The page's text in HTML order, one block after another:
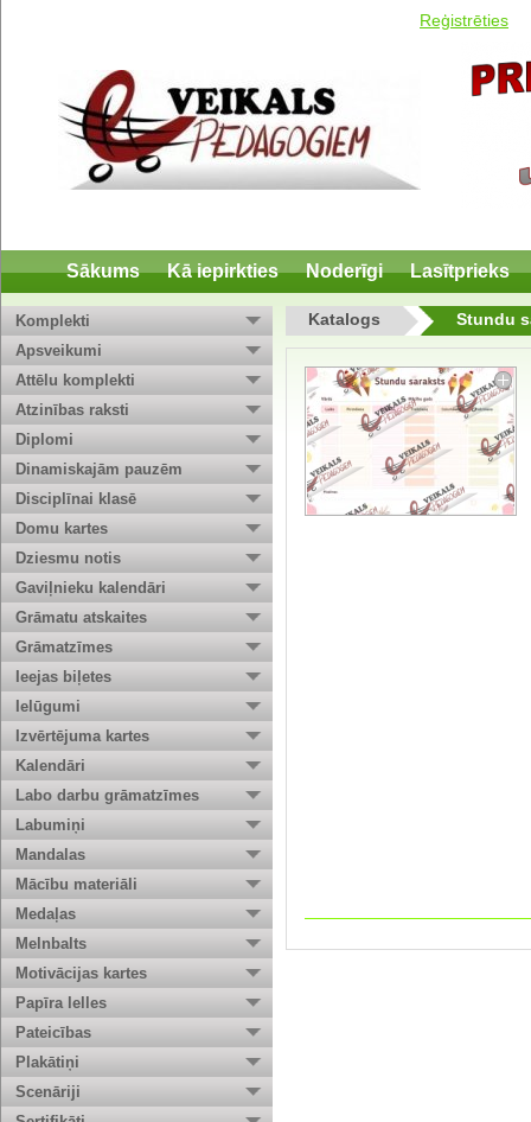
Reģistrēties
Sākums Kā iepirkties Noderīgi Lasītprieks
Komplekti
Apsveikumi
Attēlu komplekti
Atzinības raksti
Diplomi
Dinamiskajām pauzēm
Disciplīnai klasē
Domu kartes
Dziesmu notis
Gaviļnieku kalendāri
Grāmatu atskaites
Grāmatzīmes
Ieejas biļetes
Ielūgumi
Izvērtējuma kartes
Kalendāri
Labo darbu grāmatzīmes
Labumiņi
Mandalas
Mācību materiāli
Medaļas
Melnbalts
Motivācijas kartes
Papīra lelles
Pateicības
Plakātiņi
Scenāriji
Katalogs Stundu